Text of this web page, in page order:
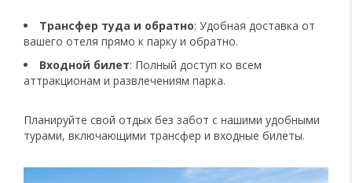
Трансфер туда и обратно: Удобная доставка от
вашего отеля прямо к парку и обратно.
Входной билет: Полный доступ ко всем
аттракционам и развлечениям парка.
Планируйте свой отдых без забот с нашими удобными
турами, включающими трансфер и входные билеты.